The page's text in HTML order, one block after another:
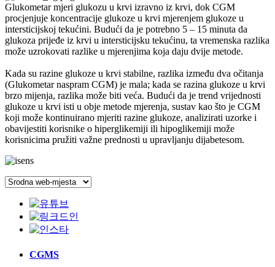
Glukometar mjeri glukozu u krvi izravno iz krvi, dok CGM
procjenjuje koncentracije glukoze u krvi mjerenjem glukoze u
intersticijskoj tekućini. Budući da je potrebno 5 – 15 minuta da
glukoza prijeđe iz krvi u intersticijsku tekućinu, ta vremenska razlika
može uzrokovati razlike u mjerenjima koja daju dvije metode.
Kada su razine glukoze u krvi stabilne, razlika između dva očitanja
(Glukometar naspram CGM) je mala; kada se razina glukoze u krvi
brzo mijenja, razlika može biti veća. Budući da je trend vrijednosti
glukoze u krvi isti u obje metode mjerenja, sustav kao što je CGM
koji može kontinuirano mjeriti razine glukoze, analizirati uzorke i
obavijestiti korisnike o hiperglikemiji ili hipoglikemiji može
korisnicima pružiti važne prednosti u upravljanju dijabetesom.
CGMS